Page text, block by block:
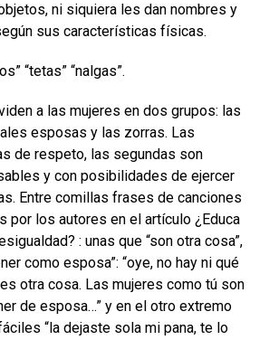
ni siquiera les dan nombres y
sus características físicas.
“tetas” “nalgas”.
a las mujeres en dos grupos: las
esposas y las zorras. Las
de respeto, las segundas son
y con posibilidades de ejercer
Entre comillas frases de canciones
por los autores en el artículo ¿Educa
: unas que “son otra cosa”,
como esposa”: “oye, no hay ni qué
otra cosa. Las mujeres como tú son
de esposa…” y en el otro extremo
“la dejaste sola mi pana, te lo